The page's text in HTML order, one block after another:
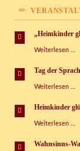
„Heimkinder
Weiterlesen …
Tag der
Weiterlesen …
Heimkinder
Weiterlesen …
Wahnsinns-